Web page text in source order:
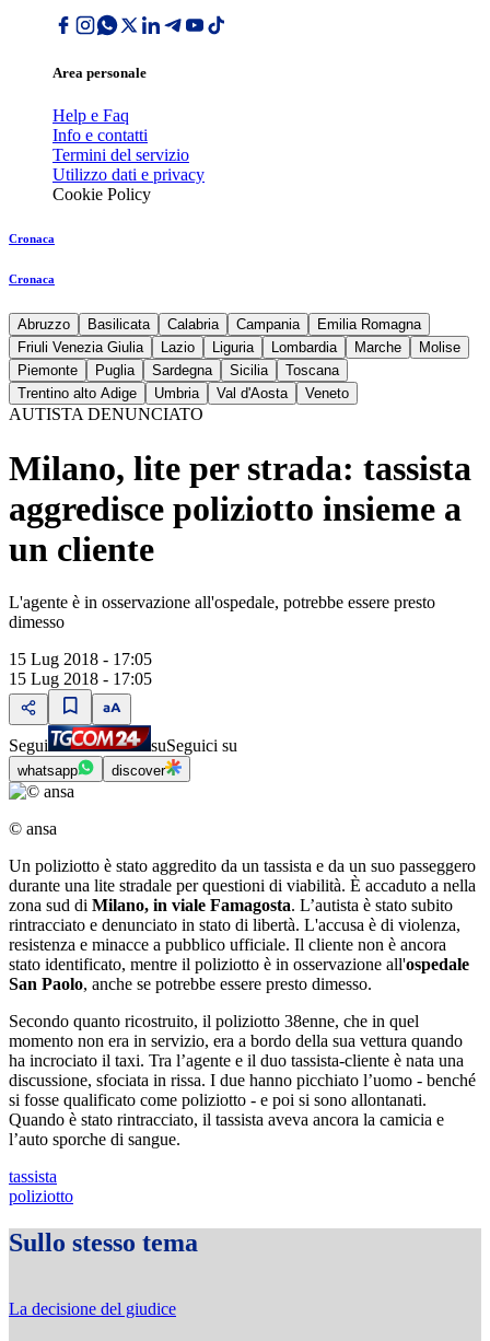
Area personale
Help e Faq
Info e contatti
Termini del servizio
Utilizzo dati e privacy
Cookie Policy
Cronaca
Cronaca
Abruzzo Basilicata Calabria Campania
Emilia Romagna
Friuli Venezia Giulia
Lazio Liguria Lombardia Marche
Molise
Piemonte
Puglia Sardegna Sicilia
Toscana
Trentino alto Adige
Umbria Val d'Aosta Veneto
AUTISTA DENUNCIATO
Milano, lite per strada: tassista
aggredisce poliziotto insieme a
un cliente
L'agente è in osservazione all'ospedale, potrebbe essere presto
dimesso
15 Lug 2018 - 17:05
15 Lug 2018 - 17:05
Segui suSeguici su
whatsapp discover
© ansa
Un poliziotto è stato aggredito da un tassista e da un suo passeggero
durante una lite stradale per questioni di viabilità. È accaduto a nella
zona sud di Milano, in viale Famagosta. L’autista è stato subito
rintracciato e denunciato in stato di libertà. L'accusa è di violenza,
resistenza e minacce a pubblico ufficiale. Il cliente non è ancora
stato identificato, mentre il poliziotto è in osservazione all'ospedale
San Paolo, anche se potrebbe essere presto dimesso.
Secondo quanto ricostruito, il poliziotto 38enne, che in quel
momento non era in servizio, era a bordo della sua vettura quando
ha incrociato il taxi. Tra l’agente e il duo tassista-cliente è nata una
discussione, sfociata in rissa. I due hanno picchiato l’uomo - benché
si fosse qualificato come poliziotto - e poi si sono allontanati.
Quando è stato rintracciato, il tassista aveva ancora la camicia e
l’auto sporche di sangue.
tassista
poliziotto
Sullo stesso tema
La decisione del giudice